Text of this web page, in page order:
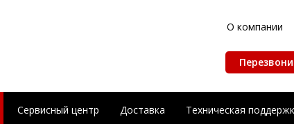
О компании
Сервисный центр Доставка Техническая